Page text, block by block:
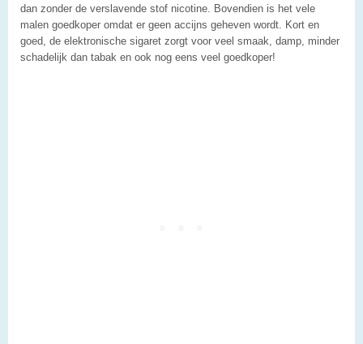
dan zonder de verslavende stof nicotine. Bovendien is het vele
malen goedkoper omdat er geen accijns geheven wordt. Kort en
goed, de elektronische sigaret zorgt voor veel smaak, damp, minder
schadelijk dan tabak en ook nog eens veel goedkoper!